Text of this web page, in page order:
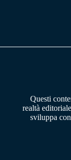
pp
Questi
realtà
sviluppa